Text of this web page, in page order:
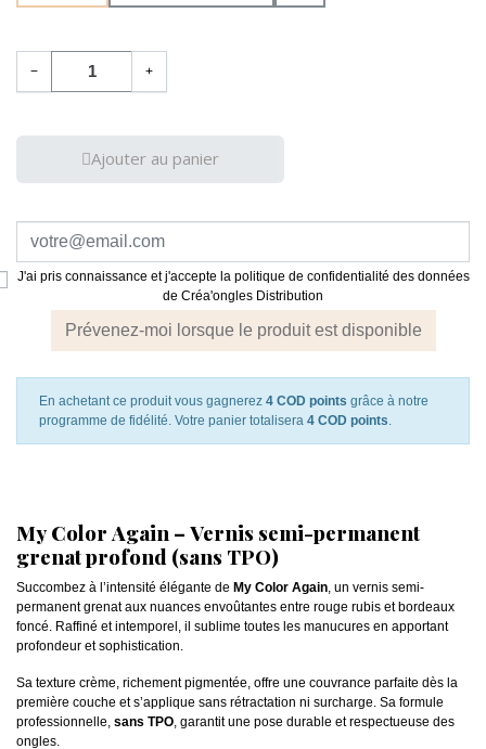
− +
Ajouter au panier
J'ai pris connaissance et j'accepte la politique de confidentialité des données
de Créa'ongles Distribution
Prévenez-moi lorsque le produit est disponible
En achetant ce produit vous gagnerez 4 COD points grâce à notre
programme de fidélité. Votre panier totalisera 4 COD points.
My Color Again – Vernis semi-permanent
grenat profond (sans TPO)
Succombez à l’intensité élégante de My Color Again, un vernis semi-
permanent grenat aux nuances envoûtantes entre rouge rubis et bordeaux
foncé. Raffiné et intemporel, il sublime toutes les manucures en apportant
profondeur et sophistication.
Sa texture crème, richement pigmentée, offre une couvrance parfaite dès la
première couche et s’applique sans rétractation ni surcharge. Sa formule
professionnelle, sans TPO, garantit une pose durable et respectueuse des
ongles.